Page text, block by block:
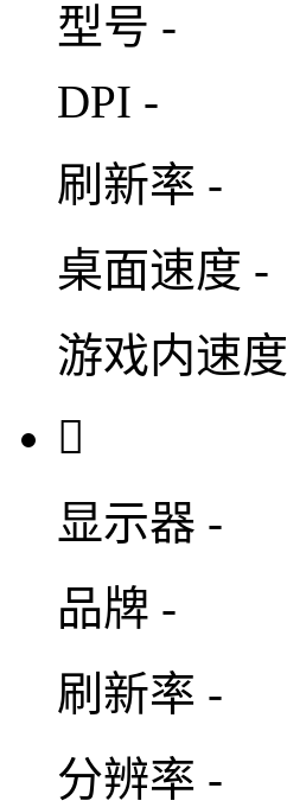
型号 -
DPI -
刷新率 -
桌面速度 -
游戏内速度

显示器 -
品牌 -
刷新率 -
分辨率 -